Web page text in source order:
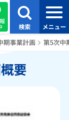
検索 メニュー
期事業計画 第5次中
要